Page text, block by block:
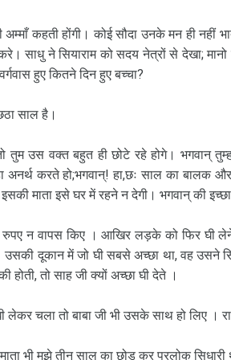
अम्माँ कहती होंगी। कोई सौदा उनके मन ही नहीं
साधु ने सियाराम को सदय नेत्रों से देखा;
हुए कितने दिन हुए बच्चा?
साल है।
तुम उस वक्त बहुत ही छोटे रहे होगे। भगवान्
अनर्थ करते हो;भगवान्! हा,छः साल का बालक और
इसकी माता इसे घर में रहने न देगी। भगवान् की
रुपए न वापस किए । आखिर लड़के को फिर घी
दूकान में जो घी सबसे अच्छा था, वह उसने
होती, तो साह जी क्यों अच्छा घी देते ।
लेकर चला तो बाबा जी भी उसके साथ हो लिए ।
माता भी मुझे तीन साल का छोड़ कर परलोक